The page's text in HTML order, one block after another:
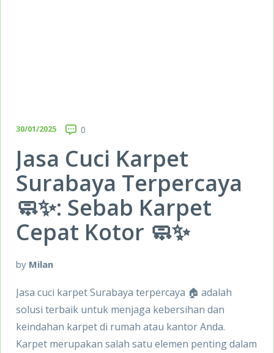
30/01/2025 0
Jasa Cuci Karpet
Surabaya Terpercaya
🧼✨: Sebab Karpet
Cepat Kotor 🧼✨
by Milan
Jasa cuci karpet Surabaya terpercaya 🏠 adalah
solusi terbaik untuk menjaga kebersihan dan
keindahan karpet di rumah atau kantor Anda.
Karpet merupakan salah satu elemen penting dalam